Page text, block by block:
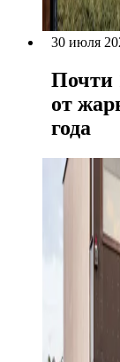
30 июля
Почти
от
года